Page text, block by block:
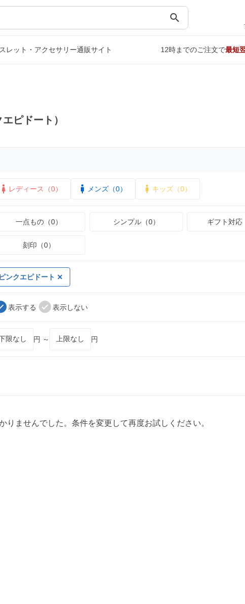
search
レット・アクセサリー通販サイト 12時までのご注文で最短
ピドート）
レディース（0） メンズ（0） キッズ（0）
一点もの（0） シンプル（0） ギフト対応
刻印（0）
ピンクエピドート
表示する 表示しない
円 ～ 円
りませんでした。条件を変更して再度お試しください。